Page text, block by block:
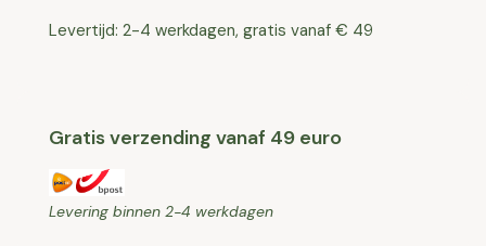
Levertijd: 2-4 werkdagen, gratis vanaf € 49
Gratis verzending vanaf 49 euro
Levering binnen 2-4 werkdagen